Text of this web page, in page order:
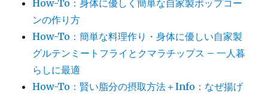
How-To：身体に優しく簡単な自家製ポップコー
ンの作り方
How-To：簡単な料理作り・身体に優しい自家製
グルテンミートフライとクマラチップス – 一人暮
らしに最適
How-To：賢い脂分の摂取方法＋Info：なぜ揚げ